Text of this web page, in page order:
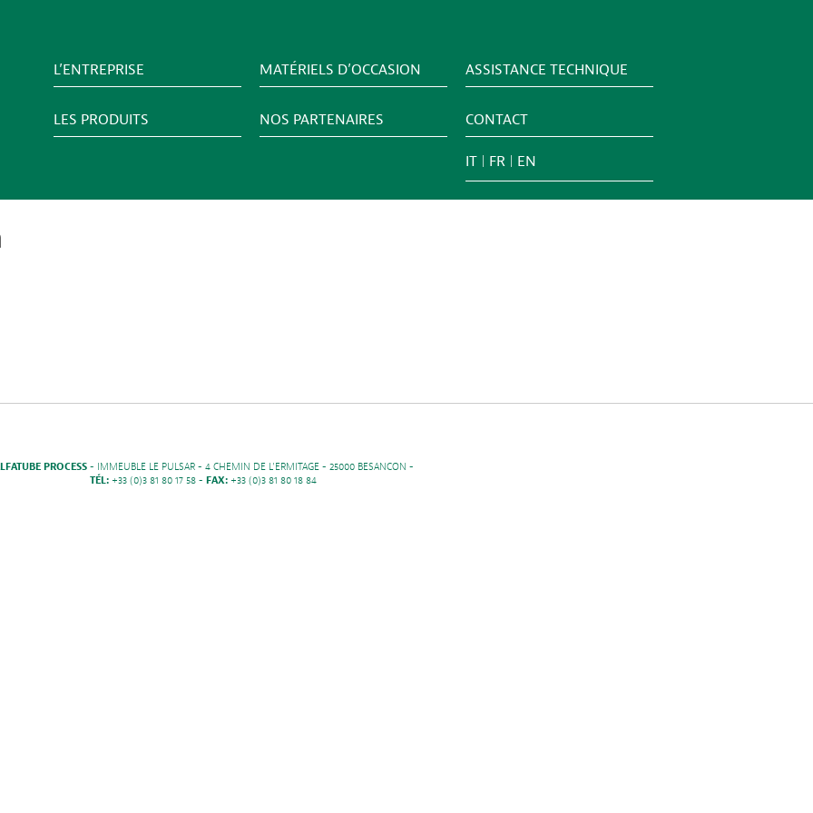
L’ENTREPRISE MATÉRIELS D’OCCASION ASSISTANCE TECHNIQUE
LES PRODUITS NOS PARTENAIRES CONTACT
IT FR EN
PROCESS- IMMEUBLE LE PULSAR - 4 CHEMIN DE L'ERMITAGE - 25000 BESANCON -
TÉL: +33 (0)3 81 80 17 58 - FAX: +33 (0)3 81 80 18 84